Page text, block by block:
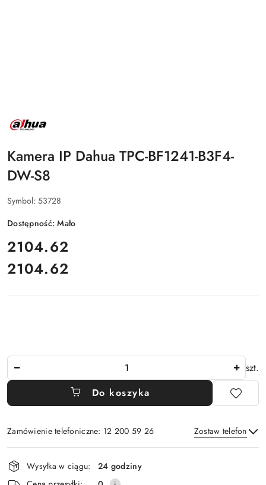
NAZWA
PRODUCENTA:
Kamera IP Dahua TPC-BF1241-B3F4-
DW-S8
Symbol: 53728
Dostępność:Mało
cena:
2104.62
Cena:
2104.62
szt.
Do koszyka
Zamówienie telefoniczne: 12 200 59 26 Zostaw telefon
Dostępność
i
Wysyłka w ciągu:
24 godziny